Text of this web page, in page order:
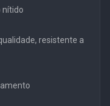
nítido
resistente a